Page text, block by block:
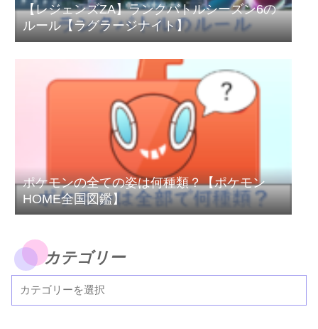
【レジェンズZA】ランクバトルシーズン6の
ルール【ラグラージナイト】
ポケモンの全ての姿は何種類？【ポケモン
HOME全国図鑑】
カテゴリー